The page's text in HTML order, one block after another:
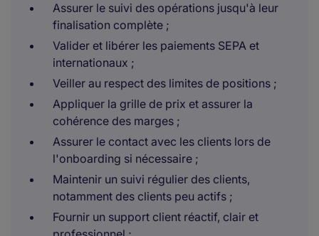
Assurer le suivi des opérations jusqu'à leur
finalisation complète ;
Valider et libérer les paiements SEPA et
internationaux ;
Veiller au respect des limites de positions ;
Appliquer la grille de prix et assurer la
cohérence des marges ;
Assurer le contact avec les clients lors de
l'onboarding si nécessaire ;
Maintenir un suivi régulier des clients,
notamment des clients peu actifs ;
Fournir un support client réactif, clair et